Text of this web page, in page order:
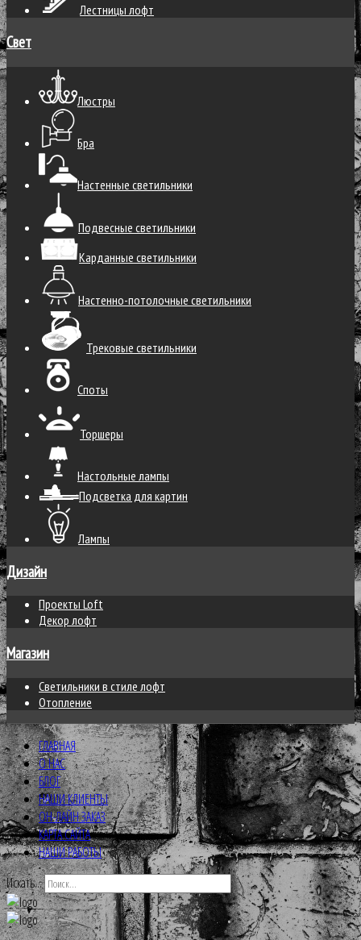
Лестницы лофт
Свет
Люстры
Бра
Настенные светильники
Подвесные светильники
Карданные светильники
Настенно-потолочные светильники
Трековые светильники
Споты
Торшеры
Настольные лампы
Подсветка для картин
Лампы
Дизайн
Проекты Loft
Декор лофт
Магазин
Светильники в стиле лофт
Отопление
ГЛАВНАЯ
О НАС
БЛОГ
НАШИ КЛИЕНТЫ
ОН-ЛАЙН ЗАКАЗ
КАРТА САЙТА
НАШИ РАБОТЫ
Искать...